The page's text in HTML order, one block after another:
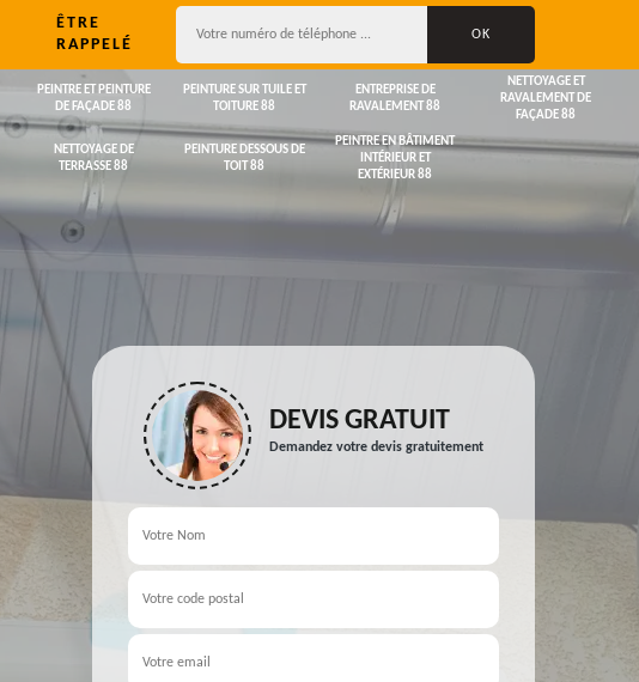
ÊTRE
RAPPELÉ
PEINTRE ET PEINTURE
DE FAÇADE 88
PEINTURE SUR TUILE ET
TOITURE 88
ENTREPRISE DE
RAVALEMENT 88
NETTOYAGE ET
RAVALEMENT DE
FAÇADE 88
NETTOYAGE DE
TERRASSE 88
PEINTURE DESSOUS DE
TOIT 88
PEINTRE EN BÂTIMENT
INTÉRIEUR ET
EXTÉRIEUR 88
DEVIS GRATUIT
Demandez votre devis gratuitement